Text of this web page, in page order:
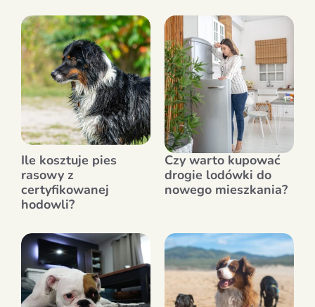
Ile kosztuje pies
rasowy z
certyfikowanej
hodowli?
Czy warto kupować
drogie lodówki do
nowego mieszkania?